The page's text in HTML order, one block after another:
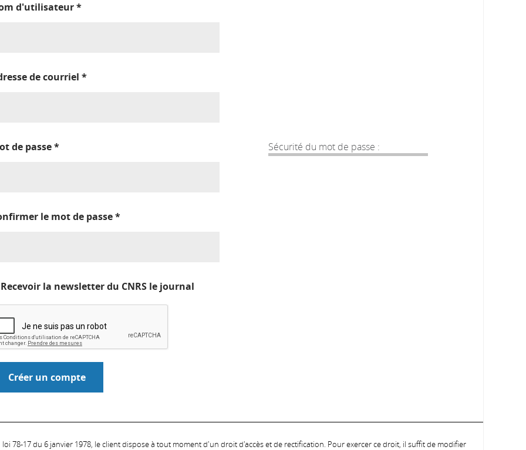
d'utilisateur*
de courriel *
Sécurité du mot de passe :
de passe*
le mot de passe*
Recevoir la newsletter du CNRS le journal
78-17 du 6 janvier 1978, le client dispose à tout moment d'un droit d'accès et de rectification. Pour exercer ce droit, il suffit de modifier